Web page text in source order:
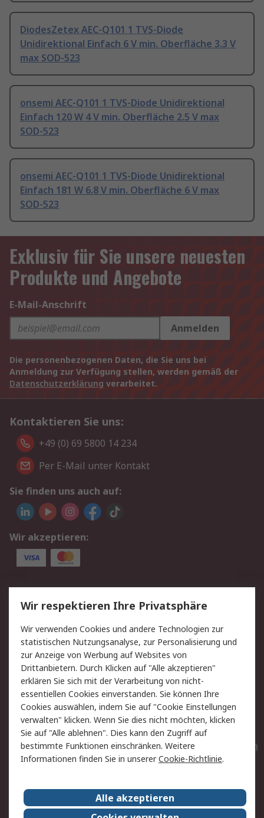
DiodesZetex AEC-Q101 1 TVS-Diode
Unidirektional Einfach 6 V min. Oberfläche 3.3 V
max SOD-523
onsemi AEC-Q101 1 TVS-Diode Unidirektional
Einfach 120 W 4 V min. Oberfläche 2.5 V max
SOD-523
onsemi AEC-Q101 1 TVS-Diode Unidirektional
Einfach 181 W 6.8 V min. Oberfläche 6 V max
SOD-523
Exklusiv für Sie unsere neuesten
Produkte und Angebote
E-Mail-Anschrift
Anmelden
Die personenbezogenen Daten, die Sie uns bei
Anmeldung zur Verfügung stellen, werden gemäß der
Datenschutzerklärung verarbeitet.
Kontaktieren Sie uns:
+49 (0) 69 5800 14 234
Per E-Mail unter Kontakt
Sie finden uns auch auf:
Wir akzeptieren:
Service
Value Added Services
Lieferlösungen
Rücksendungen
Kontakt
Hilfe
Privatkunden
Rechtliches
AGB
Datenschutz
Cookie-Richtlinie
Zahlungsbedingungen
Copyright/Impressum
Entsorgung
Elektrogeräte/Batterien
RS weltweit
Karriere bei RS
Nachhaltigkeit
Wir respektieren Ihre Privatsphäre
Wir verwenden Cookies und andere Technologien zur
statistischen Nutzungsanalyse, zur Personalisierung und
zur Anzeige von Werbung auf Websites von
Drittanbietern. Durch Klicken auf "Alle akzeptieren"
erklären Sie sich mit der Verarbeitung von nicht-
essentiellen Cookies einverstanden. Sie können Ihre
Cookies auswählen, indem Sie auf "Cookie Einstellungen
verwalten" klicken. Wenn Sie dies nicht möchten, klicken
Sie auf "Alle ablehnen". Dies kann den Zugriff auf
bestimmte Funktionen einschränken. Weitere
Informationen finden Sie in unsererCookie-Richtlinie.
Alle akzeptieren